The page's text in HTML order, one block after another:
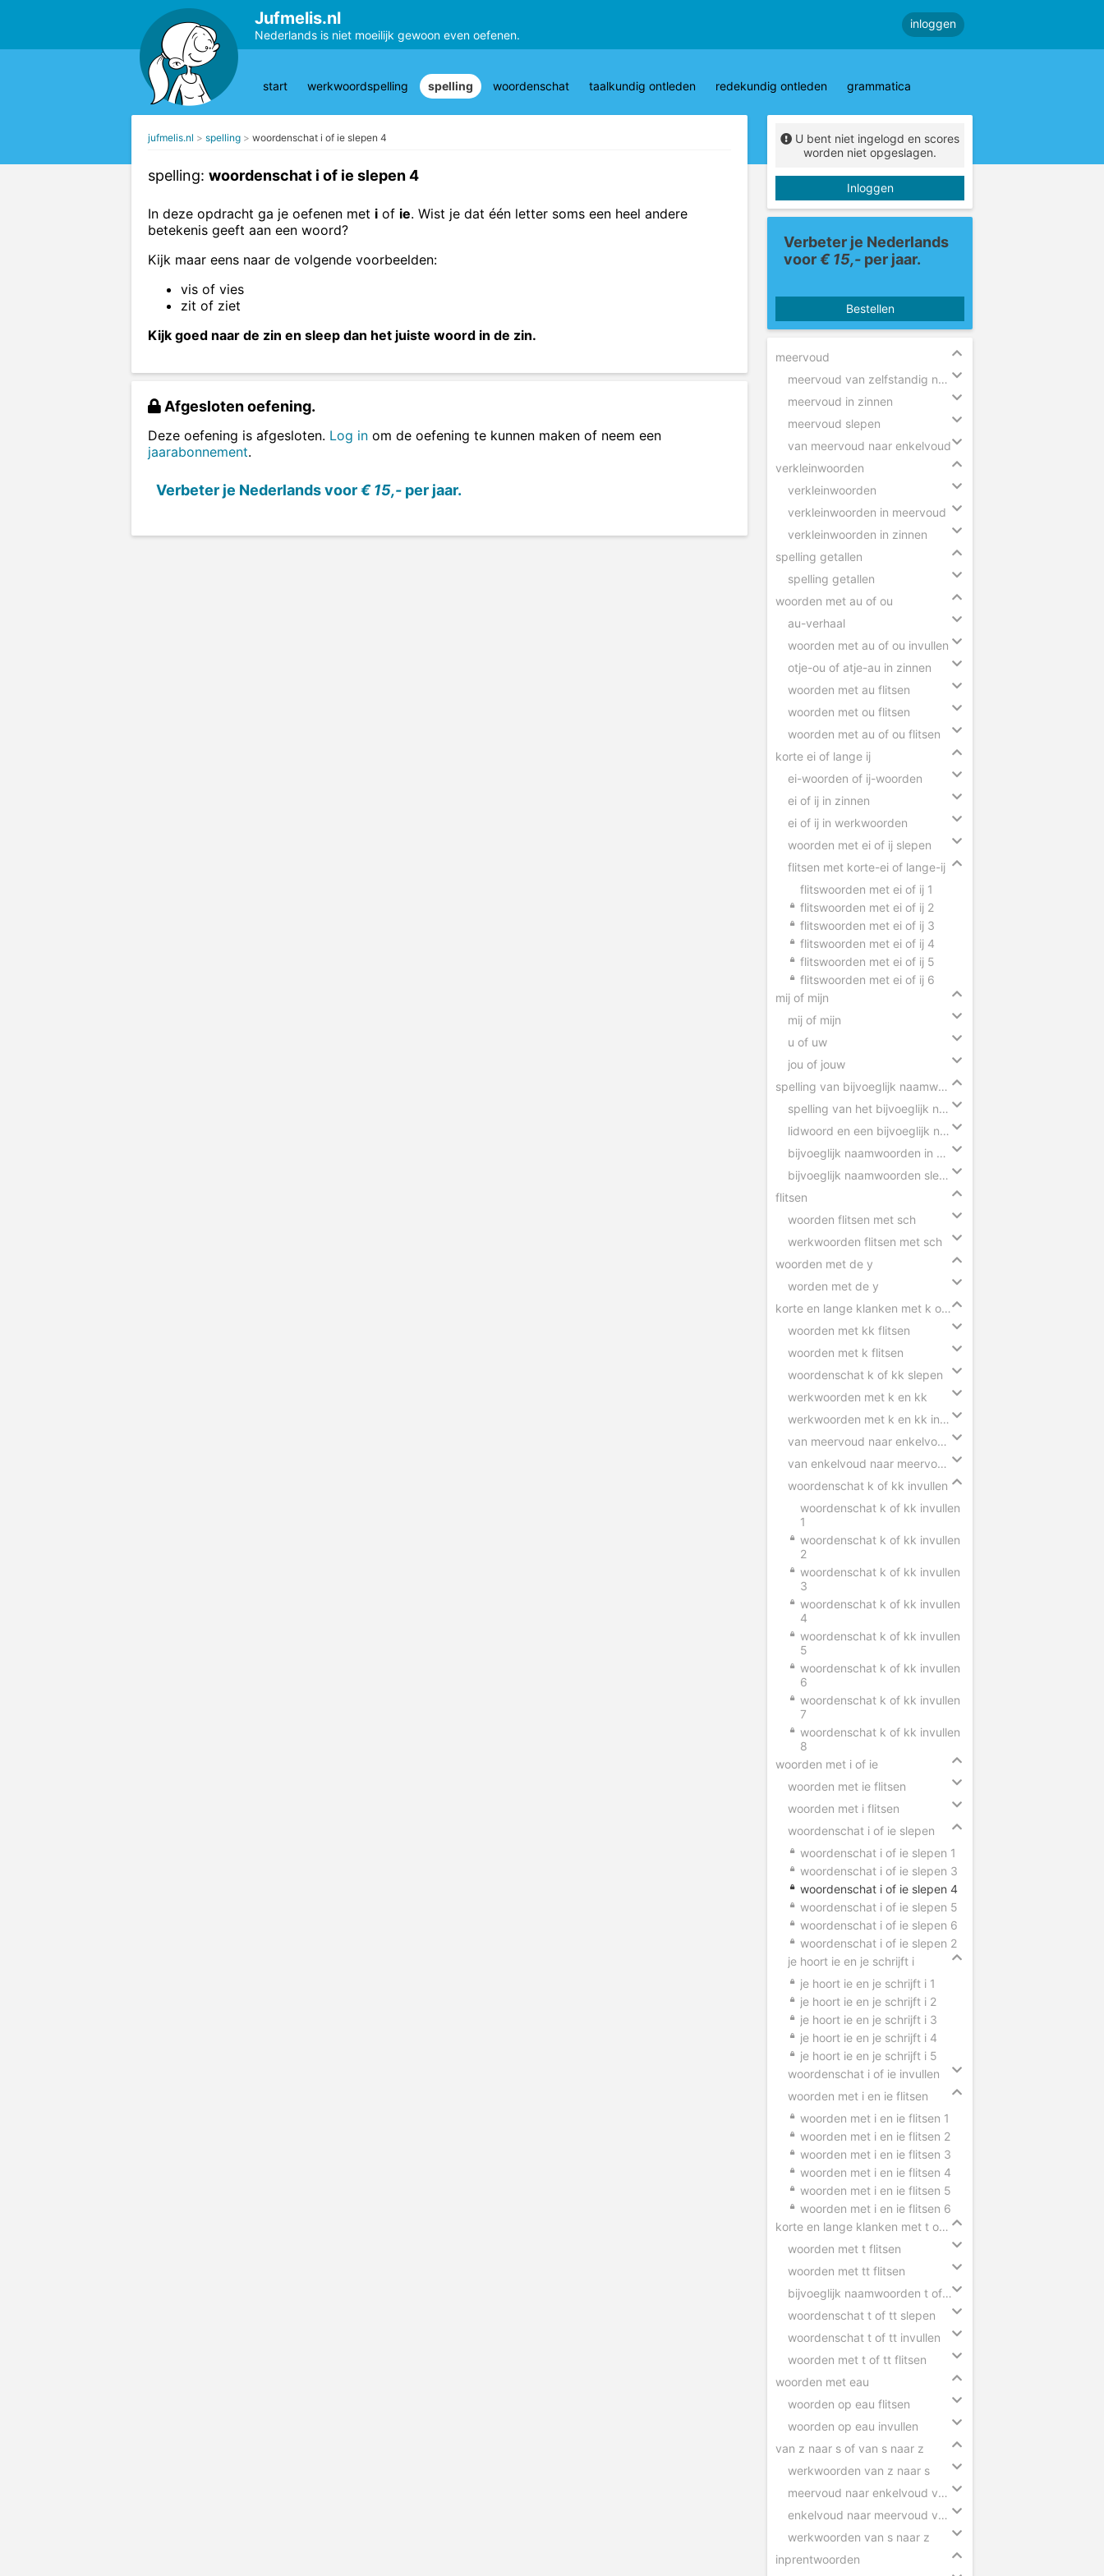
Jufmelis.nl
Nederlands is niet moeilijk gewoon even oefenen.
inloggen
start werkwoordspelling spelling woordenschat taalkundig ontleden redekundig ontleden grammatica
jufmelis.nl spelling woordenschat i of ie slepen 4
spelling: woordenschat i of ie slepen 4
In deze opdracht ga je oefenen met i of ie. Wist je dat één letter soms een heel andere
betekenis geeft aan een woord?
Kijk maar eens naar de volgende voorbeelden:
vis of vies
zit of ziet
Kijk goed naar de zin en sleep dan het juiste woord in de zin.
Afgesloten oefening.
Deze oefening is afgesloten. Log in om de oefening te kunnen maken of neem een
jaarabonnement.
Verbeter je Nederlands voor€ 15,- per jaar.
U bent niet ingelogd en scores
worden niet opgeslagen.
Inloggen
Verbeter je Nederlands
voor€ 15,- per jaar.
Bestellen
meervoud
meervoud van zelfstandig naamwoorden
meervoud in zinnen
meervoud slepen
van meervoud naar enkelvoud
verkleinwoorden
verkleinwoorden
verkleinwoorden in meervoud
verkleinwoorden in zinnen
spelling getallen
spelling getallen
woorden met au of ou
au-verhaal
woorden met au of ou invullen
otje-ou of atje-au in zinnen
woorden met au flitsen
woorden met ou flitsen
woorden met au of ou flitsen
korte ei of lange ij
ei-woorden of ij-woorden
ei of ij in zinnen
ei of ij in werkwoorden
woorden met ei of ij slepen
flitsen met korte-ei of lange-ij
flitswoorden met ei of ij 1
flitswoorden met ei of ij 2
flitswoorden met ei of ij 3
flitswoorden met ei of ij 4
flitswoorden met ei of ij 5
flitswoorden met ei of ij 6
mij of mijn
mij of mijn
u of uw
jou of jouw
spelling van bijvoeglijk naamwoorden
spelling van het bijvoeglijk naamwoord
lidwoord en een bijvoeglijk naamwoord
bijvoeglijk naamwoorden in zinnen
bijvoeglijk naamwoorden slepen
flitsen
woorden flitsen met sch
werkwoorden flitsen met sch
woorden met de y
worden met de y
korte en lange klanken met k of kk
woorden met kk flitsen
woorden met k flitsen
woordenschat k of kk slepen
werkwoorden met k en kk
werkwoorden met k en kk invullen
van meervoud naar enkelvoud k en kk
van enkelvoud naar meervoud k en kk
woordenschat k of kk invullen
woordenschat k of kk invullen
1
woordenschat k of kk invullen
2
woordenschat k of kk invullen
3
woordenschat k of kk invullen
4
woordenschat k of kk invullen
5
woordenschat k of kk invullen
6
woordenschat k of kk invullen
7
woordenschat k of kk invullen
8
woorden met i of ie
woorden met ie flitsen
woorden met i flitsen
woordenschat i of ie slepen
woordenschat i of ie slepen 1
woordenschat i of ie slepen 3
woordenschat i of ie slepen 4
woordenschat i of ie slepen 5
woordenschat i of ie slepen 6
woordenschat i of ie slepen 2
je hoort ie en je schrijft i
je hoort ie en je schrijft i 1
je hoort ie en je schrijft i 2
je hoort ie en je schrijft i 3
je hoort ie en je schrijft i 4
je hoort ie en je schrijft i 5
woordenschat i of ie invullen
woorden met i en ie flitsen
woorden met i en ie flitsen 1
woorden met i en ie flitsen 2
woorden met i en ie flitsen 3
woorden met i en ie flitsen 4
woorden met i en ie flitsen 5
woorden met i en ie flitsen 6
korte en lange klanken met t of tt
woorden met t flitsen
woorden met tt flitsen
bijvoeglijk naamwoorden t of tt
woordenschat t of tt slepen
woordenschat t of tt invullen
woorden met t of tt flitsen
woorden met eau
woorden op eau flitsen
woorden op eau invullen
van z naar s of van s naar z
werkwoorden van z naar s
meervoud naar enkelvoud van z naar s
enkelvoud naar meervoud van s naar z
werkwoorden van s naar z
inprentwoorden